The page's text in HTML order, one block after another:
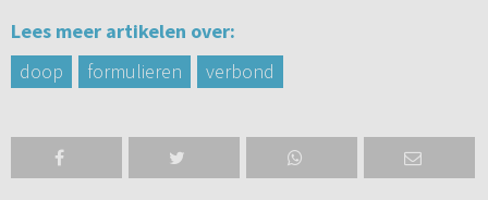
Lees meer artikelen over:
doop
formulieren verbond